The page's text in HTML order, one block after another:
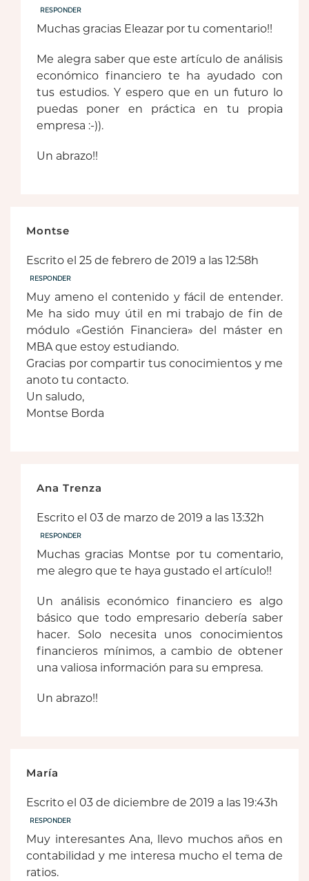
RESPONDER
Muchas gracias Eleazar por tu comentario!!
Me alegra saber que este artículo de análisis
económico financiero te ha ayudado con
tus estudios. Y espero que en un futuro lo
puedas poner en práctica en tu propia
empresa :-)).
Un abrazo!!
Montse
Escrito el 25 de febrero de 2019 a las 12:58h
RESPONDER
Muy ameno el contenido y fácil de entender.
Me ha sido muy útil en mi trabajo de fin de
módulo «Gestión Financiera» del máster en
MBA que estoy estudiando.
Gracias por compartir tus conocimientos y me
anoto tu contacto.
Un saludo,
Montse Borda
Ana Trenza
Escrito el 03 de marzo de 2019 a las 13:32h
RESPONDER
Muchas gracias Montse por tu comentario,
me alegro que te haya gustado el artículo!!
Un análisis económico financiero es algo
básico que todo empresario debería saber
hacer. Solo necesita unos conocimientos
financieros mínimos, a cambio de obtener
una valiosa información para su empresa.
Un abrazo!!
María
Escrito el 03 de diciembre de 2019 a las 19:43h
RESPONDER
Muy interesantes Ana, llevo muchos años en
contabilidad y me interesa mucho el tema de
ratios.